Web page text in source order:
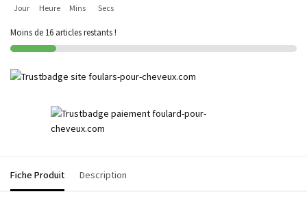
Jour Heure Mins Secs
Moins de 16 articles restants !
Fiche Produit Description